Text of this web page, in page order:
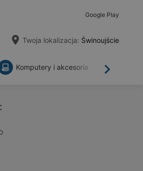
Google Play
Twoja lokalizacja: Świnoujście
Dalej
Komputery i akcesoria